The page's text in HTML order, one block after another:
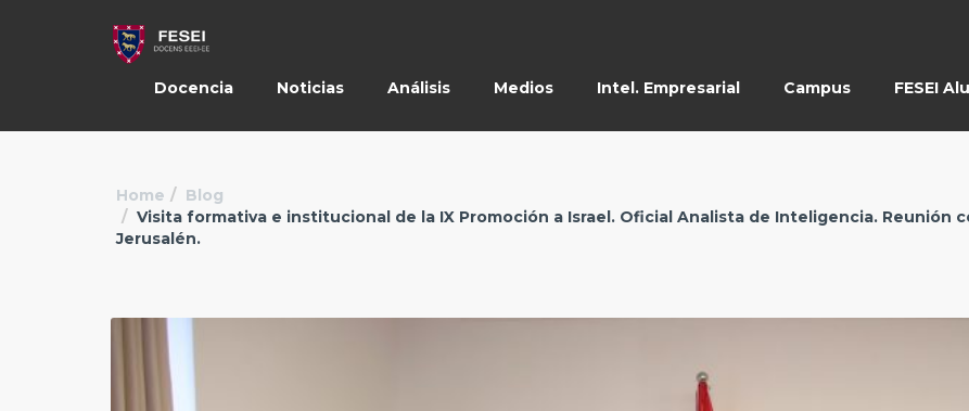
Docencia Noticias Análisis Medios Intel. Empresarial Campus FESEI
Home
Blog
Visita formativa e institucional de la IX Promoción a Israel. Oficial Analista de Inteligencia. Reunión
Jerusalén.